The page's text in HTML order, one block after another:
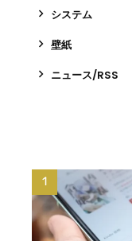
システム
壁紙
ニュース/RSS